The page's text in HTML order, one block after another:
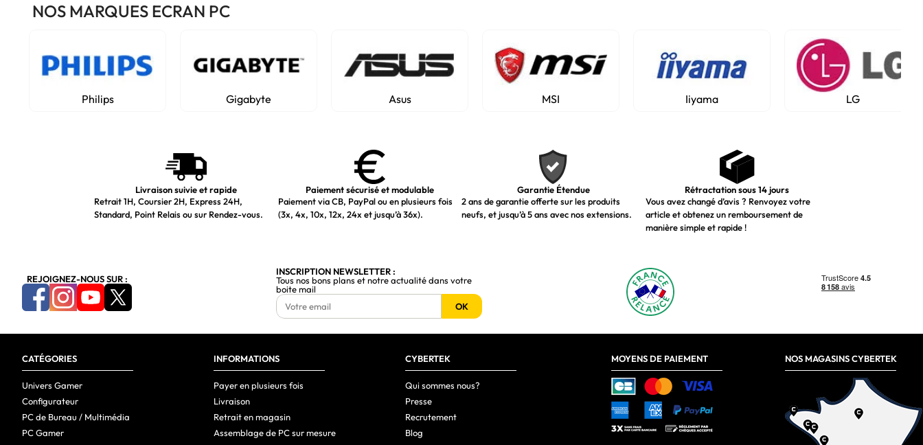
NOS MARQUES ECRAN PC
Philips Gigabyte Asus MSI Iiyama LG
Livraison suivie et rapide
Retrait 1H, Coursier 2H, Express 24H,
Standard, Point Relais ou sur Rendez-vous.
Paiement sécurisé et modulable
Paiement via CB, PayPal ou en plusieurs fois
(3x, 4x, 10x, 12x, 24x et jusqu’à 36x).
Garantie Étendue
2 ans de garantie offerte sur les produits
neufs, et jusqu’à 5 ans avec nos extensions.
Rétractation sous 14 jours
Vous avez changé d’avis ? Renvoyez votre
article et obtenez un remboursement de
manière simple et rapide !
REJOIGNEZ-NOUS SUR :
INSCRIPTION NEWSLETTER :
Tous nos bons plans et notre actualité dans votre
boite mail
OK
CATÉGORIES
Univers Gamer
Configurateur
PC de Bureau / Multimédia
PC Gamer
INFORMATIONS
Payer en plusieurs fois
Livraison
Retrait en magasin
Assemblage de PC sur mesure
CYBERTEK
Qui sommes nous?
Presse
Recrutement
Blog
MOYENS DE PAIEMENT NOS MAGASINS CYBERTEK